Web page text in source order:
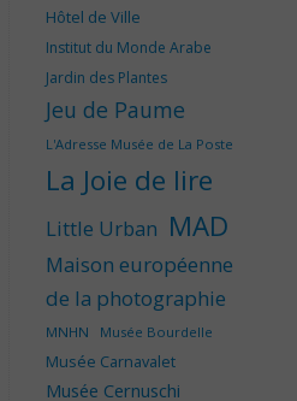
Hôtel de Ville
Institut du Monde Arabe
Jardin des Plantes
Jeu de Paume
L'Adresse Musée de La Poste
La Joie de lire
Little Urban MAD
Maison européenne
de la photographie
MNHN Musée Bourdelle
Musée Carnavalet
Musée Cernuschi